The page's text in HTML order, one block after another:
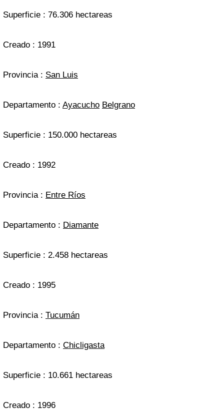
Superficie : 76.306 hectareas
Creado : 1991
Provincia : San Luis
Departamento : Ayacucho Belgrano
Superficie : 150.000 hectareas
Creado : 1992
Provincia : Entre Ríos
Departamento : Diamante
Superficie : 2.458 hectareas
Creado : 1995
Provincia : Tucumán
Departamento : Chicligasta
Superficie : 10.661 hectareas
Creado : 1996